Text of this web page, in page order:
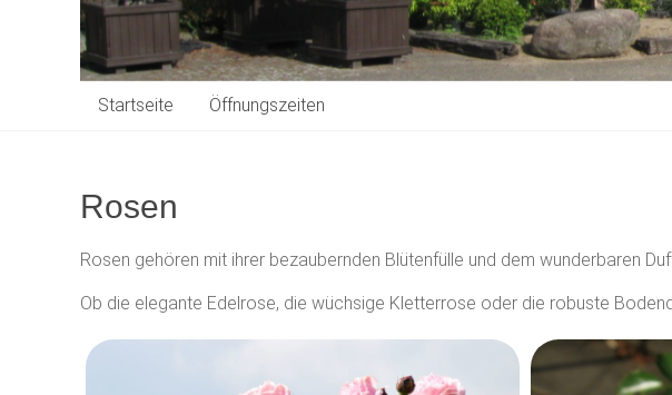
Startseite Öffnungszeiten
Rosen
Rosen gehören mit ihrer bezaubernden Blütenfülle und dem wunderbaren
Ob die elegante Edelrose, die wüchsige Kletterrose oder die robuste